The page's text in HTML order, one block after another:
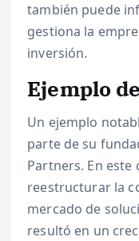
también puede
gestiona la
inversión.
Ejemplo
Un ejemplo
parte de su
Partners. En este
reestructurar la
mercado de
resultó en un